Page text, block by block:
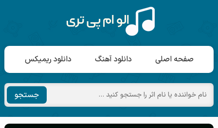
صفحه اصلی دانلود آهنگ دانلود ریمیکس
جستجو